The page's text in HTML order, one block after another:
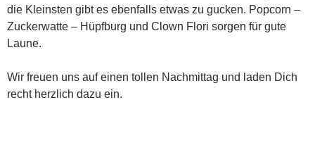
die Kleinsten gibt es ebenfalls etwas zu gucken. Popcorn –
Zuckerwatte – Hüpfburg und Clown Flori sorgen für gute
Laune.
Wir freuen uns auf einen tollen Nachmittag und laden Dich
recht herzlich dazu ein.